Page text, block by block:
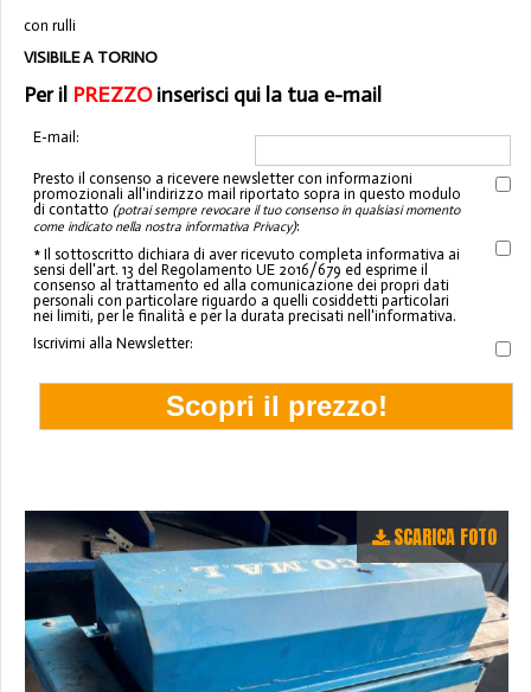
con rulli
VISIBILE A TORINO
Per il PREZZOinserisci qui la tua e-mail
E-mail:
Presto il consenso a ricevere newsletter con informazioni
promozionali all'indirizzo mail riportato sopra in questo modulo
di contatto (potrai sempre revocare il tuo consenso in qualsiasi momento
come indicato nella nostra informativa Privacy):
* Il sottoscritto dichiara di aver ricevuto completa informativa ai
sensi dell'art. 13 del Regolamento UE 2016/679 ed esprime il
consenso al trattamento ed alla comunicazione dei propri dati
personali con particolare riguardo a quelli cosiddetti particolari
nei limiti, per le finalità e per la durata precisati nell'informativa.
Iscrivimi alla Newsletter:
SCARICA FOTO